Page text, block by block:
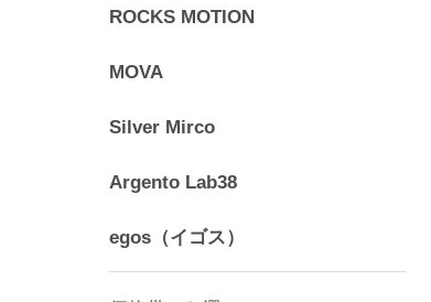
ROCKS MOTION
MOVA
Silver Mirco
Argento Lab38
egos（イゴス）